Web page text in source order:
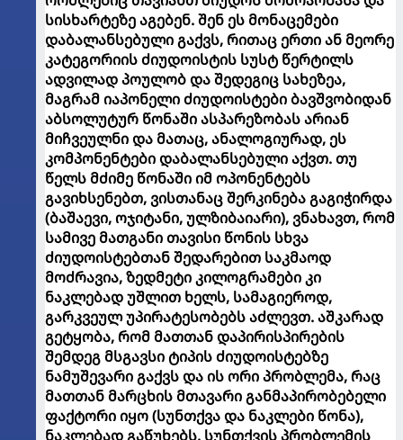
სისხარტეზე აგებენ. შენ ეს მონაცემები
დაბალანსებული გაქვს, რითაც ერთი ან მეორე
კატეგორიის ძიუდოისტის სუსტ წერტილს
ადვილად პოულობ და შედეგიც სახეზეა,
მაგრამ იაპონელი ძიუდოისტები ბავშვობიდან
აბსოლუტურ წონაში ასპარეზობას არიან
მიჩვეულნი და მათაც, ანალოგიურად, ეს
კომპონენტები დაბალანსებული აქვთ. თუ
წელს მძიმე წონაში იმ ოპონენტებს
გავიხსენებთ, ვისთანაც შერკინება გაგიჭირდა
(ბაშაევი, ოჯიტანი, ულზიბაიარი), ვნახავთ, რომ
სამივე მათგანი თავისი წონის სხვა
ძიუდოისტებთან შედარებით საკმაოდ
მოძრავია, ზედმეტი კილოგრამები კი
ნაკლებად უშლით ხელს, სამაგიეროდ,
გარკვეულ უპირატესობებს აძლევთ. აშკარად
გეტყობა, რომ მათთან დაპირისპირების
შემდეგ მსგავსი ტიპის ძიუდოისტებზე
ნამუშევარი გაქვს და ის ორი პრობლემა, რაც
მათთან მარცხის მთავარი განმაპირობებელი
ფაქტორი იყო (სუნთქვა და ნაკლები წონა),
ნაკლებად გაწუხებს. სუნთქვის პრობლემის